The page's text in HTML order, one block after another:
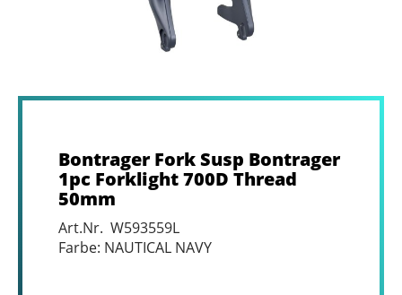
Bontrager Fork Susp Bontrager
1pc Forklight 700D Thread
50mm
Art.Nr. W593559L
Farbe: NAUTICAL NAVY